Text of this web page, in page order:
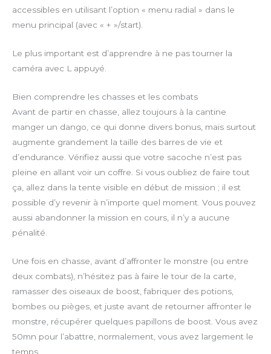
accessibles en utilisant l’option « menu radial » dans le
menu principal (avec « + »/start).
Le plus important est d’apprendre à ne pas tourner la
caméra avec L appuyé.
Bien comprendre les chasses et les combats
Avant de partir en chasse, allez toujours à la cantine
manger un dango, ce qui donne divers bonus, mais surtout
augmente grandement la taille des barres de vie et
d’endurance. Vérifiez aussi que votre sacoche n’est pas
pleine en allant voir un coffre. Si vous oubliez de faire tout
ça, allez dans la tente visible en début de mission ; il est
possible d’y revenir à n’importe quel moment. Vous pouvez
aussi abandonner la mission en cours, il n’y a aucune
pénalité.
Une fois en chasse, avant d’affronter le monstre (ou entre
deux combats), n’hésitez pas à faire le tour de la carte,
ramasser des oiseaux de boost, fabriquer des potions,
bombes ou pièges, et juste avant de retourner affronter le
monstre, récupérer quelques papillons de boost. Vous avez
50mn pour l’abattre, normalement, vous avez largement le
temps.